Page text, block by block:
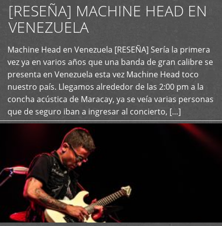
[RESEÑA] MACHINE HEAD EN
VENEZUELA
Machine Head en Venezuela [RESEÑA] Sería la primera
vez ya en varios años que una banda de gran calibre se
presenta en Venezuela esta vez Machine Head toco
nuestro país. Llegamos alrededor de las 2:00 pm a la
concha acústica de Maracay, ya se veía varias personas
que de seguro iban a ingresar al concierto, […]
+